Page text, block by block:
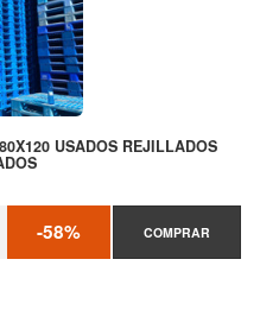
USADOS REJILLADOS
-58% COMPRAR